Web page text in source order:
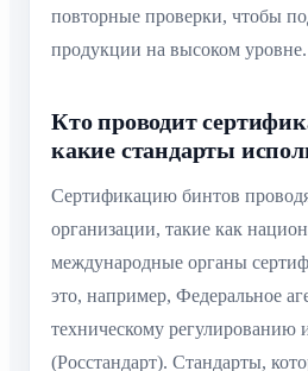
повторные проверки, чтобы
продукции на высоком уровне.
Кто проводит
какие стандарты
Сертификацию бинтов
организации, такие как
международные органы
это, например, Федеральное
техническому регулированию
(Росстандарт). Стандарты,